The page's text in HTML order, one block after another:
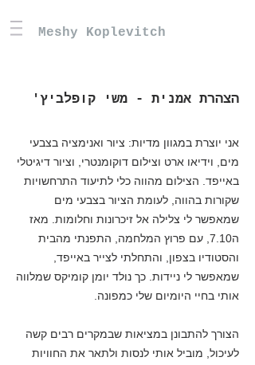
Meshy Koplevitch
הצהרת אמנית - משי קופלביץ'
אני יוצרת במגוון מדיות: ציור ואנימציה בצבעי
מים, וידיאו ארט וצילום דוקומנטרי, וציור דיגיטלי
באייפד. הצילום מהווה כלי לתיעוד התרחשויות
שקורות בהווה, לעומת הציור בצבעי מים
שמאפשר לי צלילה אל זיכרונות וחלומות. מאז
ה7.10, עם פרוץ המלחמה, התפנתי מהבית
והסטודיו בצפון, והתחלתי לצייר באייפד,
שמאפשר לי ניידות. כך נולד יומן קומיקס שמלווה
אותי בחיי היומיום שלי כמפונה.
הצורך להתבונן במציאות שבמקרים רבים קשה
לעיכול, מוביל אותי לנסות ולתאר את החוויות